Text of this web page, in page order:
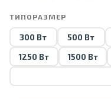
ТИПОРАЗМЕР
300 Вт 500 Вт
1250 Вт
1500 Вт